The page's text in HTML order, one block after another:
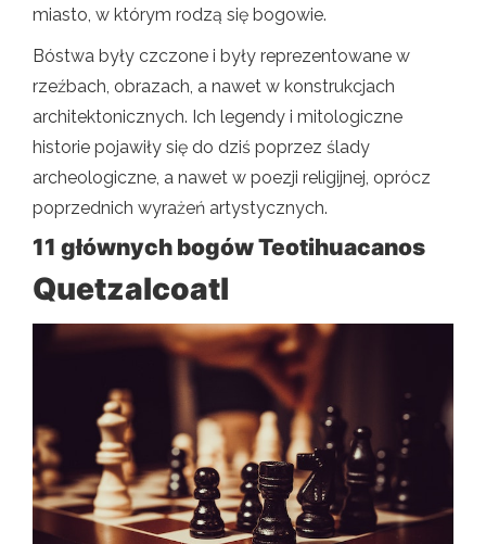
miasto, w którym rodzą się bogowie.
Bóstwa były czczone i były reprezentowane w
rzeźbach, obrazach, a nawet w konstrukcjach
architektonicznych. Ich legendy i mitologiczne
historie pojawiły się do dziś poprzez ślady
archeologiczne, a nawet w poezji religijnej, oprócz
poprzednich wyrażeń artystycznych.
11 głównych bogów Teotihuacanos
Quetzalcoatl